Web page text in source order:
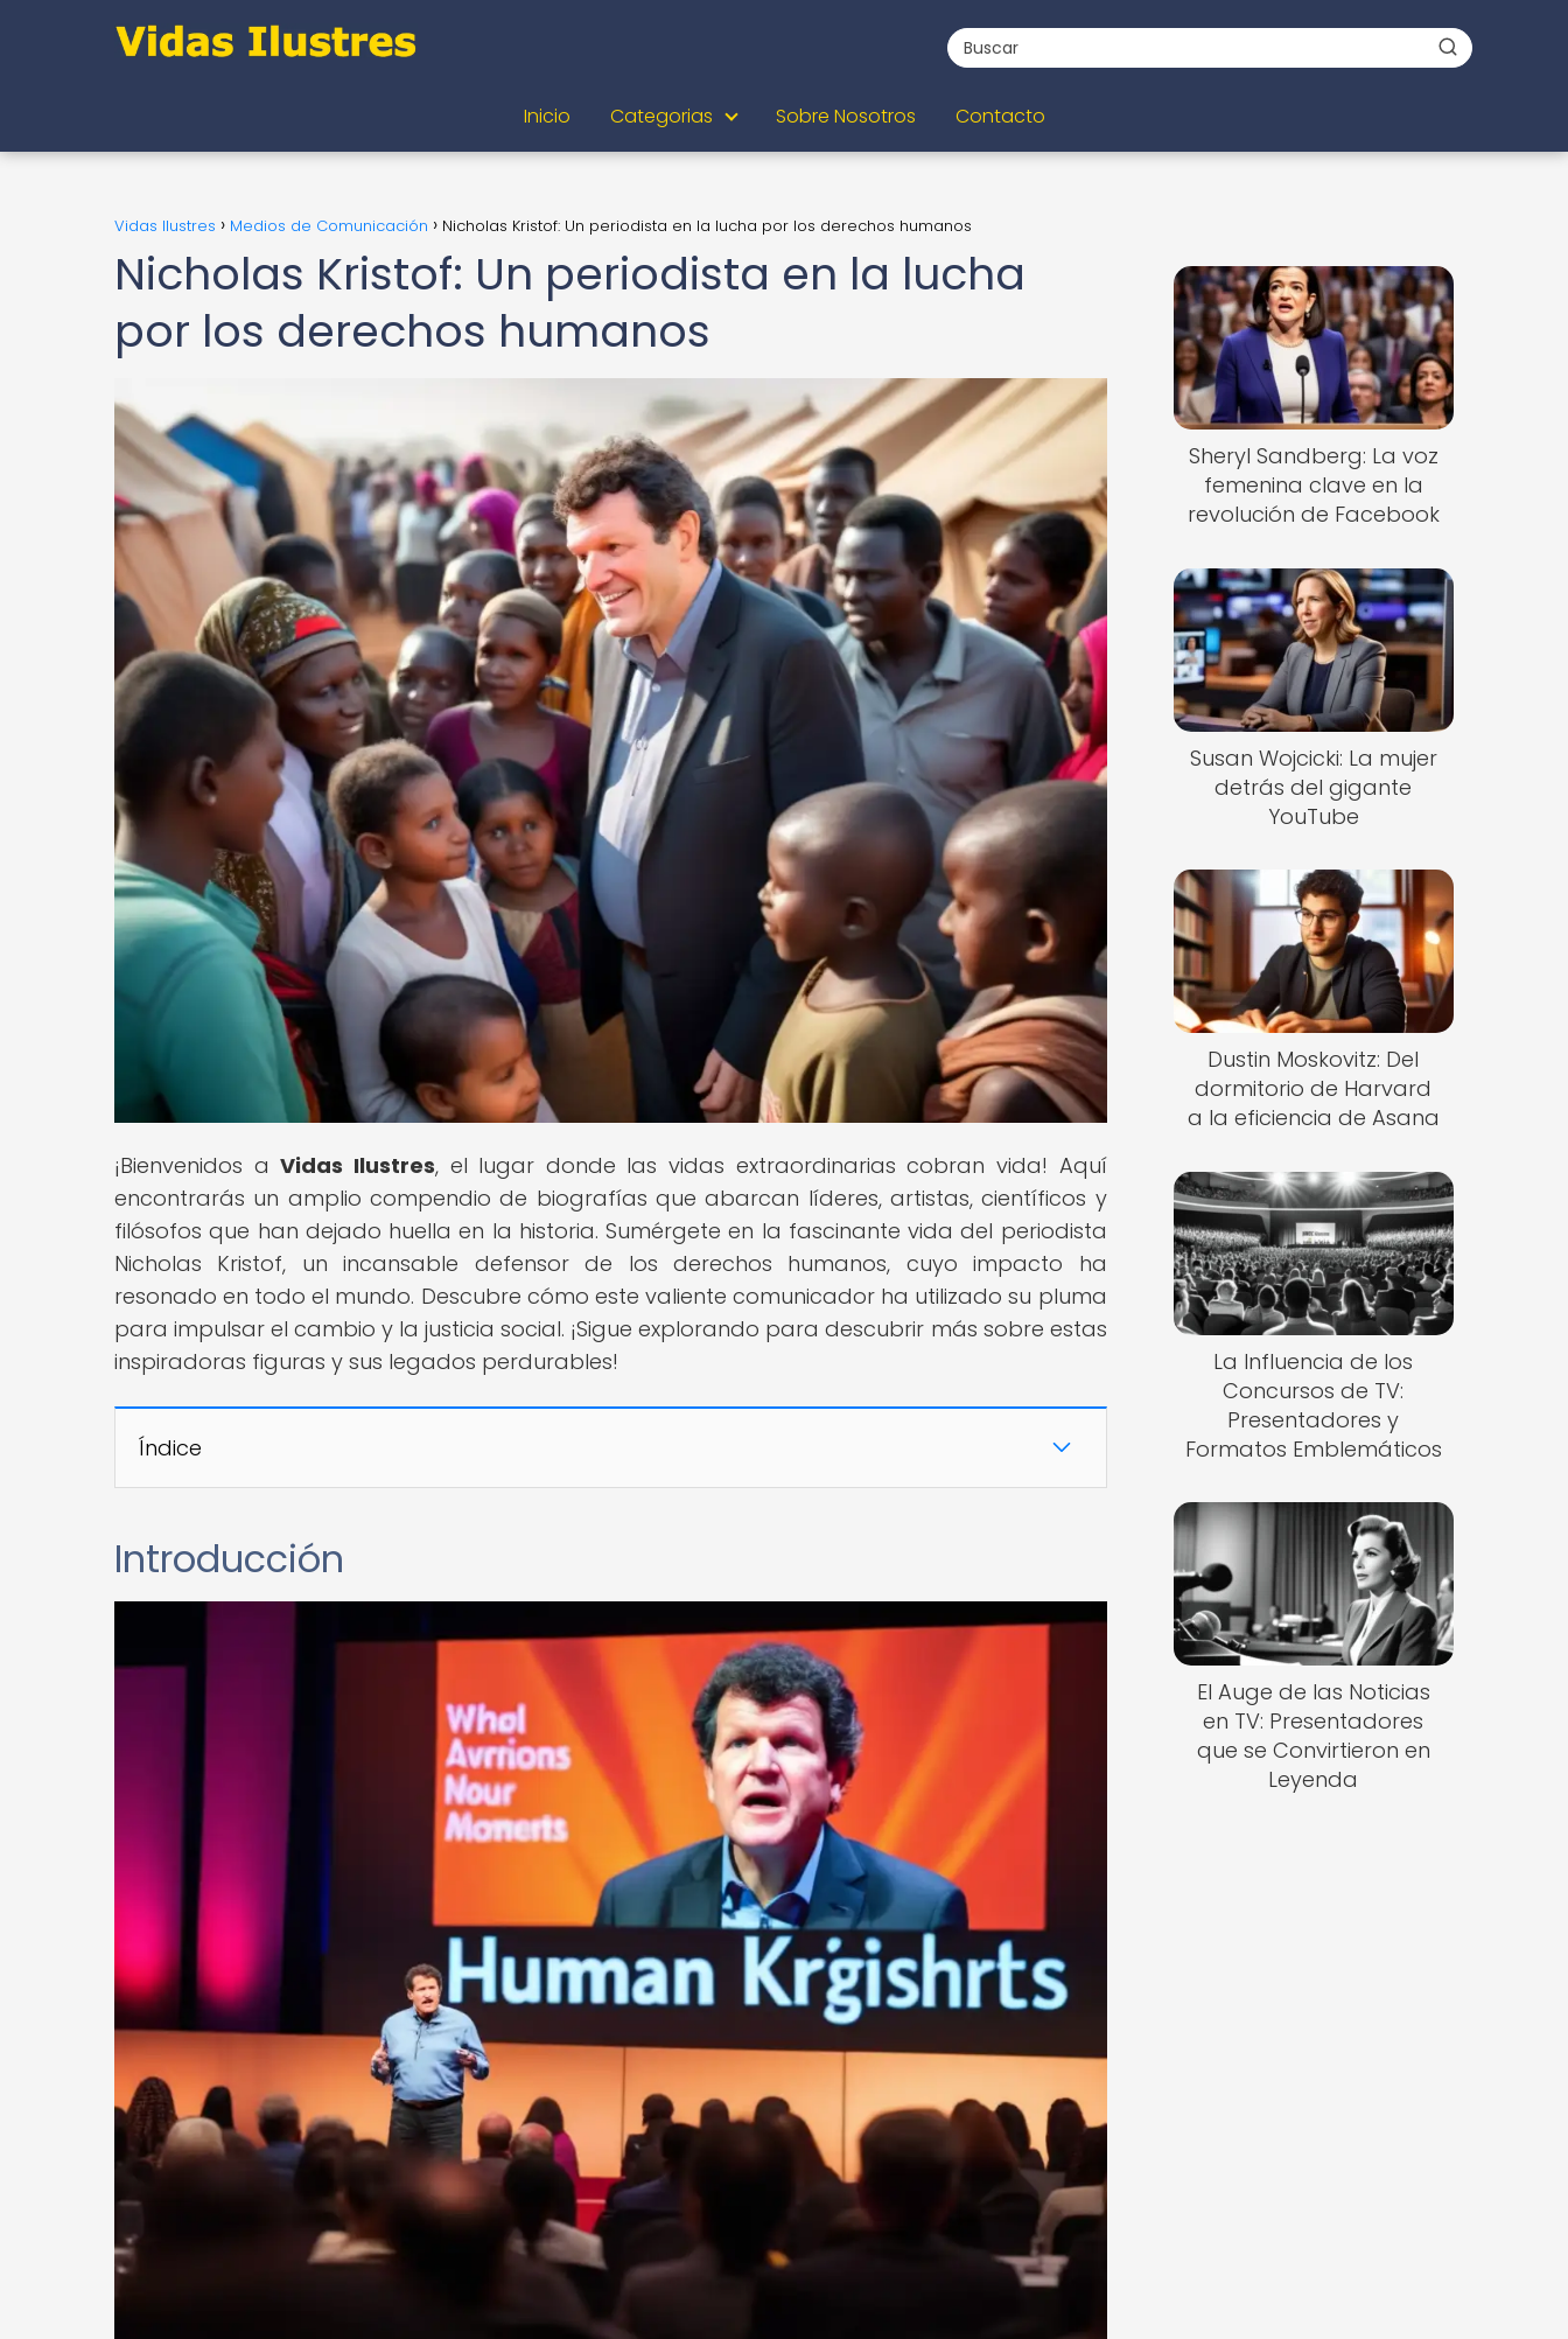
Inicio Categorias Sobre Nosotros Contacto
Vidas Ilustres Medios de Comunicación Nicholas Kristof: Un periodista en la lucha por los derechos humanos
Nicholas Kristof: Un periodista en la lucha
por los derechos humanos
¡Bienvenidos aVidas Ilustres, el lugar donde las vidas extraordinarias cobran vida! Aquí
encontrarás un amplio compendio de biografías que abarcan líderes, artistas, científicos y
filósofos que han dejado huella en la historia. Sumérgete en la fascinante vida del periodista
Nicholas Kristof, un incansable defensor de los derechos humanos, cuyo impacto ha
resonado en todo el mundo. Descubre cómo este valiente comunicador ha utilizado su pluma
para impulsar el cambio y la justicia social. ¡Sigue explorando para descubrir más sobre estas
inspiradoras figuras y sus legados perdurables!
Índice
Introducción
Sheryl Sandberg: La voz
femenina clave en la
revolución de Facebook
Susan Wojcicki: La mujer
detrás del gigante
YouTube
Dustin Moskovitz: Del
dormitorio de Harvard
a la eficiencia de Asana
La Influencia de los
Concursos de TV:
Presentadores y
Formatos Emblemáticos
El Auge de las Noticias
en TV: Presentadores
que se Convirtieron en
Leyenda